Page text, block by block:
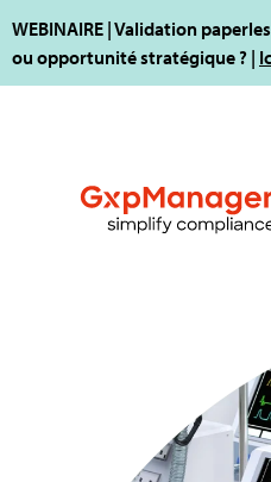
WEBINAIRE | Validation
ou opportunité stratégique ? |